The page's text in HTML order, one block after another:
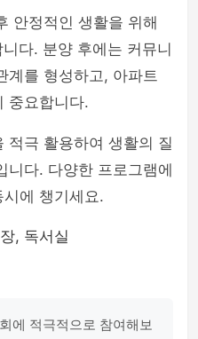
안정적인 생활을 위해
다. 분양 후에는 커뮤니
계를 형성하고, 아파트
중요합니다.
적극 활용하여 생활의 질
니다. 다양한 프로그램에
에 챙기세요.
, 독서실
에 적극적으로 참여해보